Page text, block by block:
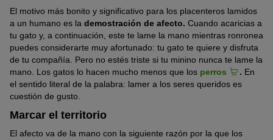
El motivo más bonito y significativo para los placenteros lamidos
a un humano es la demostración de afecto. Cuando acaricias a
tu gato y, a continuación, este te lame la mano mientras ronronea
puedes considerarte muy afortunado: tu gato te quiere y disfruta
de tu compañía. Pero no estés triste si tu minino nunca te lame la
mano. Los gatos lo hacen mucho menos que los perros . En
el sentido literal de la palabra: lamer a los seres queridos es
cuestión de gusto.
Marcar el territorio
El afecto va de la mano con la siguiente razón por la que los